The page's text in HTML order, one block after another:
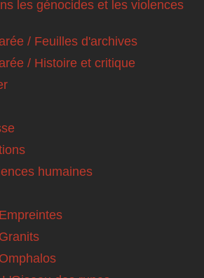
les génocides et les violences
/ Feuilles d'archives
/ Histoire et critique
humaines